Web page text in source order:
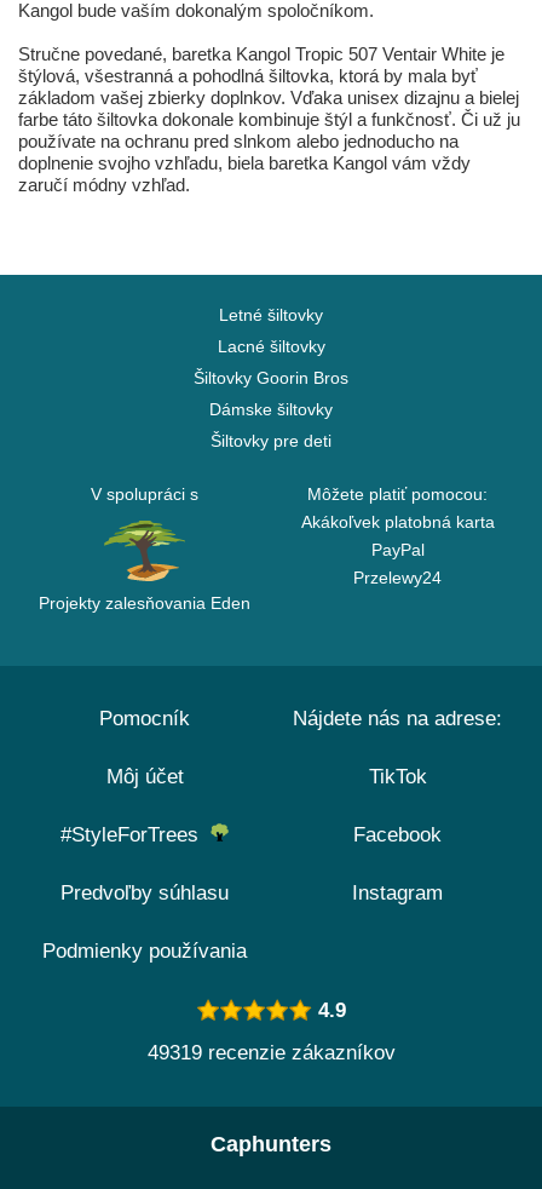
Kangol bude vaším dokonalým spoločníkom.
Stručne povedané, baretka Kangol Tropic 507 Ventair White je
štýlová, všestranná a pohodlná šiltovka, ktorá by mala byť
základom vašej zbierky doplnkov. Vďaka unisex dizajnu a bielej
farbe táto šiltovka dokonale kombinuje štýl a funkčnosť. Či už ju
používate na ochranu pred slnkom alebo jednoducho na
doplnenie svojho vzhľadu, biela baretka Kangol vám vždy
zaručí módny vzhľad.
Letné šiltovky
Lacné šiltovky
Šiltovky Goorin Bros
Dámske šiltovky
Šiltovky pre deti
V spolupráci s
Projekty zalesňovania Eden
Môžete platiť pomocou:
Akákoľvek platobná karta
PayPal
Przelewy24
Pomocník
Môj účet
#StyleForTrees
Predvoľby súhlasu
Podmienky používania
Nájdete nás na adrese:
TikTok
Facebook
Instagram
4.9
49319 recenzie zákazníkov
Caphunters